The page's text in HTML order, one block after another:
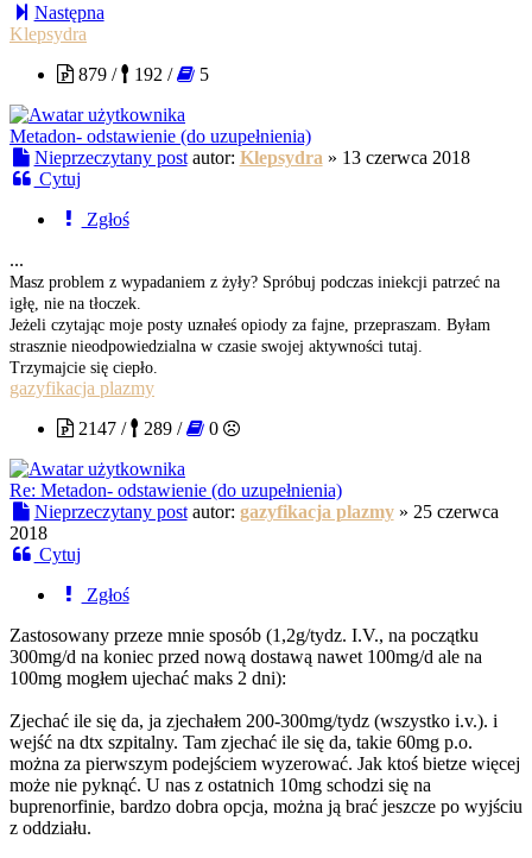
Następna
Klepsydra
879 /
192 / 5
Metadon- odstawienie (do uzupełnienia)
Nieprzeczytany post autor: Klepsydra » 13 czerwca 2018
Cytuj
Zgłoś
...
Masz problem z wypadaniem z żyły? Spróbuj podczas iniekcji patrzeć na
igłę, nie na tłoczek.
Jeżeli czytając moje posty uznałeś opiody za fajne, przepraszam. Byłam
strasznie nieodpowiedzialna w czasie swojej aktywności tutaj.
Trzymajcie się ciepło.
gazyfikacja plazmy
2147 /
289 / 0
Re: Metadon- odstawienie (do uzupełnienia)
Nieprzeczytany post autor: gazyfikacja plazmy» 25 czerwca
2018
Cytuj
Zgłoś
Zastosowany przeze mnie sposób (1,2g/tydz. I.V., na początku
300mg/d na koniec przed nową dostawą nawet 100mg/d ale na
100mg mogłem ujechać maks 2 dni):
Zjechać ile się da, ja zjechałem 200-300mg/tydz (wszystko i.v.). i
wejść na dtx szpitalny. Tam zjechać ile się da, takie 60mg p.o.
można za pierwszym podejściem wyzerować. Jak ktoś bietze więcej
może nie pyknąć. U nas z ostatnich 10mg schodzi się na
buprenorfinie, bardzo dobra opcja, można ją brać jeszcze po wyjściu
z oddziału.